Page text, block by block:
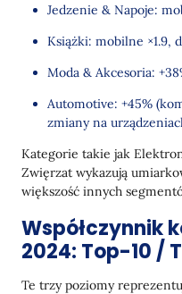
Jedzenie & Napoje:
Książki: mobilne ×1.9,
Moda & Akcesoria:
Automotive: +45%
zmiany na
Kategorie takie jak
Zwięrzat wykazują
większość innych
Współczynnik
2024: Top-10 /
Te trzy poziomy